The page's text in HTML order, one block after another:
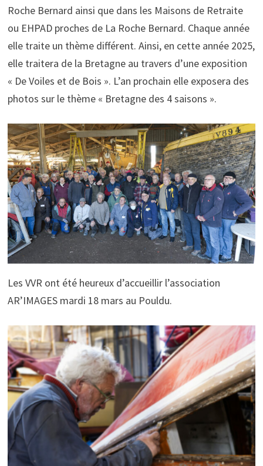
Roche Bernard ainsi que dans les Maisons de Retraite
ou EHPAD proches de La Roche Bernard. Chaque année
elle traite un thème différent. Ainsi, en cette année 2025,
elle traitera de la Bretagne au travers d’une exposition
« De Voiles et de Bois ». L’an prochain elle exposera des
photos sur le thème « Bretagne des 4 saisons ».
Les VVR ont été heureux d’accueillir l’association
AR’IMAGES mardi 18 mars au Pouldu.